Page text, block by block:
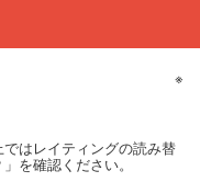
※
はレイティングの読み替
を確認ください。